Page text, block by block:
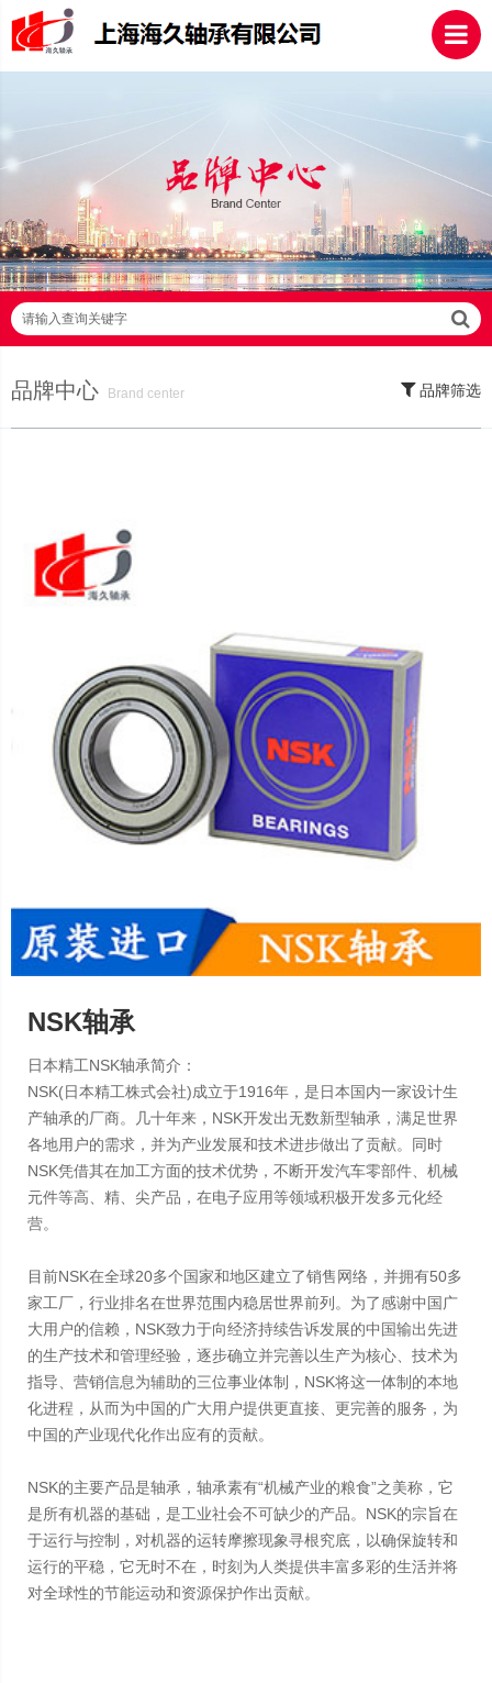
请输入查询关键字
品牌中心
Brand center
品牌筛选
NSK轴承
日本精工NSK轴承简介：
NSK(日本精工株式会社)成立于1916年，是日本国内一家设计生
产轴承的厂商。几十年来，NSK开发出无数新型轴承，满足世界
各地用户的需求，并为产业发展和技术进步做出了贡献。同时
NSK凭借其在加工方面的技术优势，不断开发汽车零部件、机械
元件等高、精、尖产品，在电子应用等领域积极开发多元化经
营。
目前NSK在全球20多个国家和地区建立了销售网络，并拥有50多
家工厂，行业排名在世界范围内稳居世界前列。为了感谢中国广
大用户的信赖，NSK致力于向经济持续告诉发展的中国输出先进
的生产技术和管理经验，逐步确立并完善以生产为核心、技术为
指导、营销信息为辅助的三位事业体制，NSK将这一体制的本地
化进程，从而为中国的广大用户提供更直接、更完善的服务，为
中国的产业现代化作出应有的贡献。
NSK的主要产品是轴承，轴承素有“机械产业的粮食”之美称，它
是所有机器的基础，是工业社会不可缺少的产品。NSK的宗旨在
于运行与控制，对机器的运转摩擦现象寻根究底，以确保旋转和
运行的平稳，它无时不在，时刻为人类提供丰富多彩的生活并将
对全球性的节能运动和资源保护作出贡献。